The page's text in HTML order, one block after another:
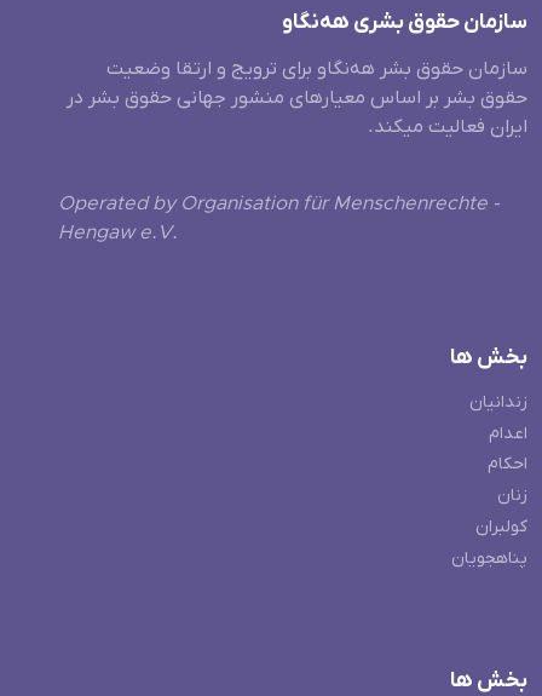
سازمان حقوق بشری هەنگاو
سازمان حقوق بشر هه‌نگاو برای ترویج و ارتقا وضعیت
حقوق بشر بر اساس معیارهای منشور جهانی حقوق بشر در
ایران فعالیت میکند.
Operated by Organisation für Menschenrechte -
Hengaw e.V.
بخش ها
زندانیان
اعدام
احکام
زنان
کولبران
پناهجویان
بخش ها